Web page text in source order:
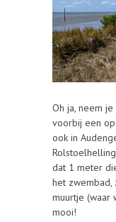
Oh ja, neem
voorbij een
ook in
dat 1 meter
het zwembad,
muurtje (waar
mooi!